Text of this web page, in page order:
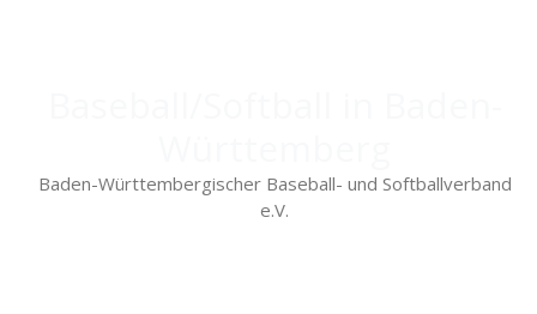
Baden-Württembergischer Baseball- und Softballverband
e.V.